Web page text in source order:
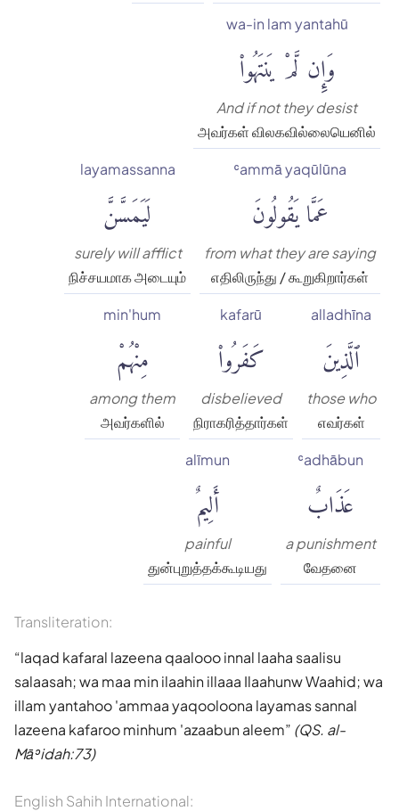
wa-in lam yantahū
وَإِن لَّمْ يَنتَهُوا۟
And if not they desist
அவர்கள் விலகவில்லையெனில்
ʿammā yaqūlūna
عَمَّا يَقُولُونَ
from what they are saying
எதிலிருந்து / கூறுகிறார்கள்
layamassanna
لَيَمَسَّنَّ
surely will afflict
நிச்சயமாக அடையும்
alladhīna
ٱلَّذِينَ
those who
எவர்கள்
kafarū
كَفَرُوا۟
disbelieved
நிராகரித்தார்கள்
min'hum
مِنْهُمْ
among them
அவர்களில்
ʿadhābun
عَذَابٌ
a punishment
வேதனை
alīmun
أَلِيمٌ
painful
துன்புறுத்தக்கூடியது
Transliteration:
laqad kafaral lazeena qaalooo innal laaha saalisu
salaasah; wa maa min ilaahin illaaa Ilaahunw Waahid; wa
illam yantahoo 'ammaa yaqooloona layamas sannal
lazeena kafaroo minhum 'azaabun aleem (QS. al-
Māʾidah:73)
English Sahih International: